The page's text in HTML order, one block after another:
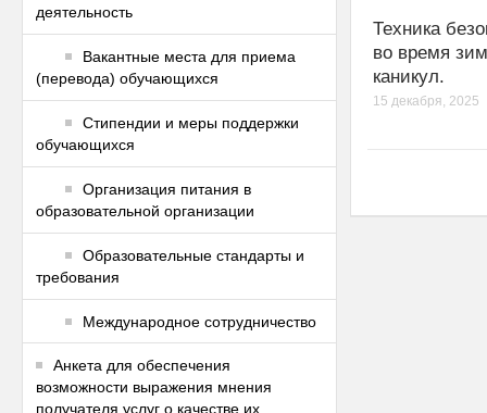
Техника
во время
каникул.
15 декабря, 2025
деятельность
Вакантные места для приема
(перевода) обучающихся
Стипендии и меры поддержки
обучающихся
Организация питания в
образовательной организации
Образовательные стандарты и
требования
Международное сотрудничество
Анкета для обеспечения
возможности выражения мнения
получателя услуг о качестве их